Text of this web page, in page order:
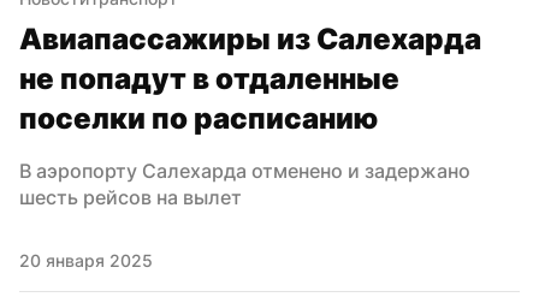
Авиапассажиры из Салехарда
не попадут в отдаленные
поселки по расписанию
В аэропорту Салехарда отменено и задержано
шесть рейсов на вылет
20 января 2025